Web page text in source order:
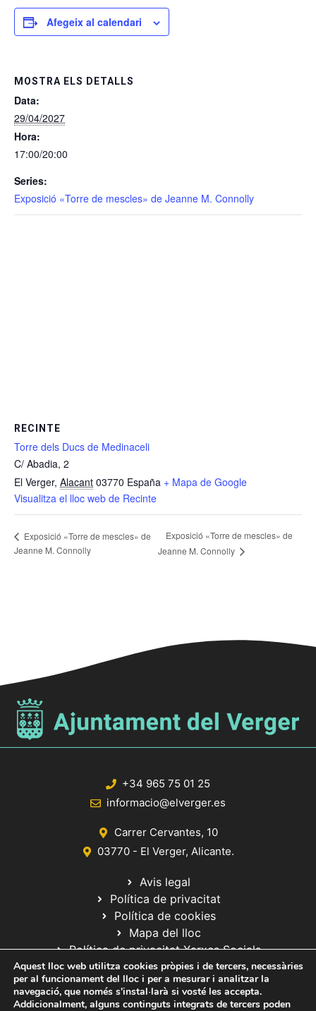
Afegeix al calendari
MOSTRA ELS DETALLS
Data:
29/04/2027
Hora:
17:00/20:00
Series:
Exposició «Torre de mescles» de Jeanne M. Connolly
RECINTE
Torre dels Ducs de Medinaceli
C/ Abadia, 2
El Verger, Alacant 03770 España + Mapa de Google
Visualitza el lloc web de Recinte
Exposició «Torre de mescles» de
Jeanne M. Connolly
Exposició «Torre de mescles» de
Jeanne M. Connolly
+34 965 75 01 25
informacio@elverger.es
Carrer Cervantes, 10
03770 - El Verger, Alicante.
Avis legal
Política de privacitat
Política de cookies
Mapa del lloc
Política de privacitat Xarxes Socials
Aquest lloc web utilitza cookies pròpies i de tercers, necessàries
per al funcionament del lloc i per a mesurar i analitzar la
navegació, que només s'instal·larà si vosté les accepta.
Addicionalment, alguns continguts integrats de tercers poden